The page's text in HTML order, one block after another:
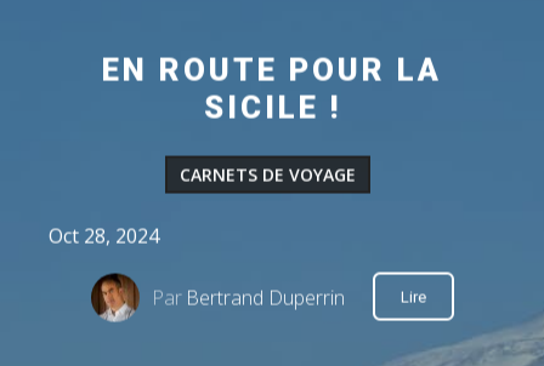
EN ROUTE POUR LA
SICILE !
CARNETS DE VOYAGE
Oct 28, 2024
Par Bertrand Duperrin Lire